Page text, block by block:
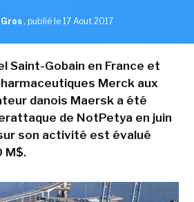
, publié le 17 Aout 2017
Saint-Gobain en France et
Merck aux
danois Maersk a été
de NotPetya en juin
son activité est évalué
M$.